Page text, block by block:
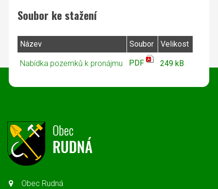
Soubor ke stažení
Název Soubor Velikost
Nabídka pozemků k pronájmu PDF 249 kB
Obec Rudná